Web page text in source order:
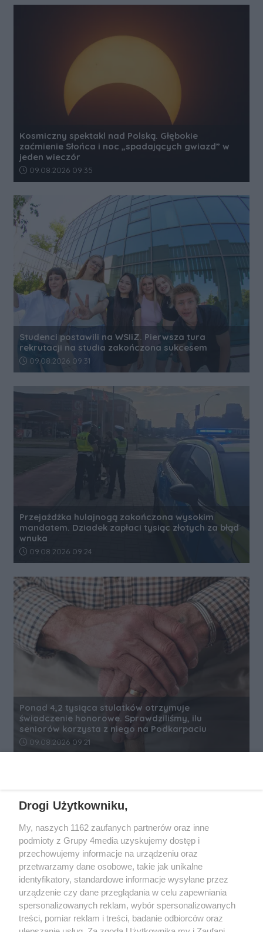
Kosmiczny spektakl nad Polską. Głębokie
zaćmienie Słońca i noc „spadających gwiazd” w
jeden wieczór
Data dodania artykułu:
09.08.2026 09:35
Studenci postawili na WSIiZ. Pierwsza tura
rekrutacji na studia zakończona sukcesem
Data dodania artykułu:
09.08.2026 09:31
Przejażdżka hulajnogą zakończona wysokim
mandatem. Dziadek zapłaci tysiąc złotych za błąd
wnuka
Data dodania artykułu:
09.08.2026 09:24
Ponad 4,2 tysiąca stulatków otrzymuje
świadczenie honorowe. Sprawdziliśmy, ilu
seniorów korzysta z niego na Podkarpaciu
Data dodania artykułu:
09.08.2026 09:21
Wydawcąrzeszow-info.pljest:
FUNDACJA MEDIÓW NIEZALEŻNYCH LIBERTAS
ul. Kopernika 10, 35-002 Rzeszów
Drogi Użytkowniku,
My, naszych 1162 zaufanych partnerów oraz inne
podmioty z Grupy 4media uzyskujemy dostęp i
przechowujemy informacje na urządzeniu oraz
przetwarzamy dane osobowe, takie jak unikalne
identyfikatory, standardowe informacje wysyłane przez
urządzenie czy dane przeglądania w celu zapewniania
spersonalizowanych reklam, wybór spersonalizowanych
treści, pomiar reklam i treści, badanie odbiorców oraz